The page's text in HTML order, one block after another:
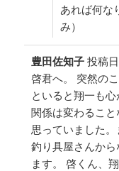
あれば何な
み）
豊田佐知子投稿
啓君へ。 突然の
といると翔一も
関係は変わるこ
思っていました
釣り具屋さんか
ます。 啓くん、